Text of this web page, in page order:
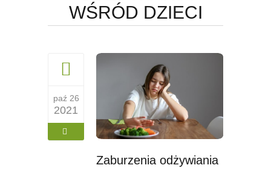
WŚRÓD DZIECI
paź 26
2021
Zaburzenia odżywiania